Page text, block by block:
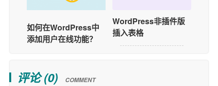
如何在WordPress中
添加用户在线功能？
WordPress非插件版
插入表格
评论 (0) COMMENT